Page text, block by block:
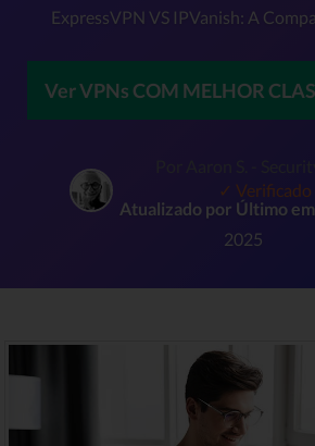
ExpressVPN VS IPVanish: A
Ver VPNs COM MELHOR
✓ Verificado
Atualizado por Último
2025